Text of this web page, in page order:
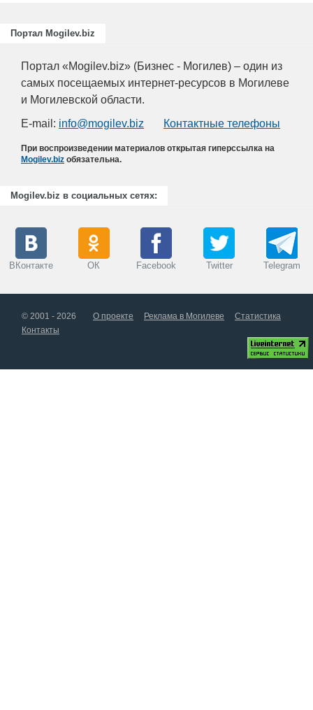
Портал Mogilev.biz
Портал «Mogilev.biz» (Бизнес - Могилев) – один из
самых посещаемых интернет-ресурсов в Могилеве
и Могилевской области.
E-mail: info@mogilev.biz Контактные телефоны
При воспроизведении материалов открытая гиперссылка на
Mogilev.biz обязательна.
Mogilev.biz в социальных сетях:
ВКонтакте ОК Facebook Twitter Telegram
© 2001 - 2026 О проекте Реклама в Могилеве
Статистика
Контакты